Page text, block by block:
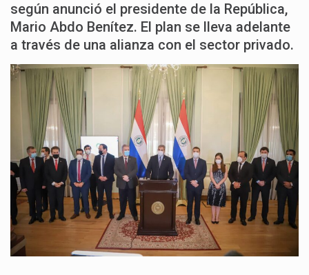
según anunció el presidente de la República,
Mario Abdo Benítez. El plan se lleva adelante
a través de una alianza con el sector privado.